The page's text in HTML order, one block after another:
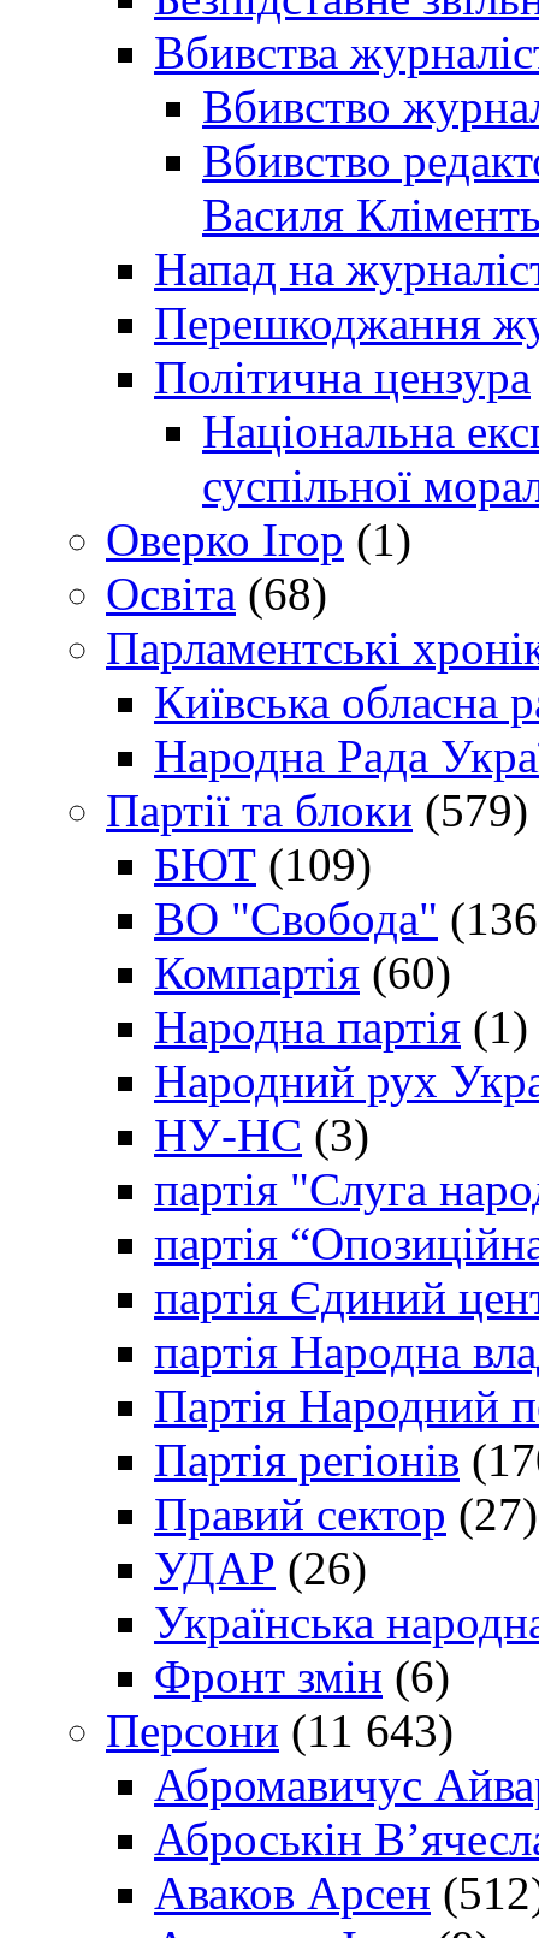
Вбивства
Вбивство
Вбивство
Василя
Напад на
Перешкоджання
Політична цензура
Національна
суспільної
Оверко Ігор (1)
Освіта (68)
Парламентські
Київська обласна
Народна Рада
Партії та блоки (579)
БЮТ (109)
ВО "Свобода"
Компартія (60)
Народна партія (1)
Народний рух
НУ-НС (3)
партія "Слуга
партія
партія Єдиний
партія Народна
Партія Народний
Партія регіонів
Правий сектор (27)
УДАР (26)
Українська
Фронт змін (6)
Персони (11 643)
Абромавичус
Аброськін
Аваков Арсен